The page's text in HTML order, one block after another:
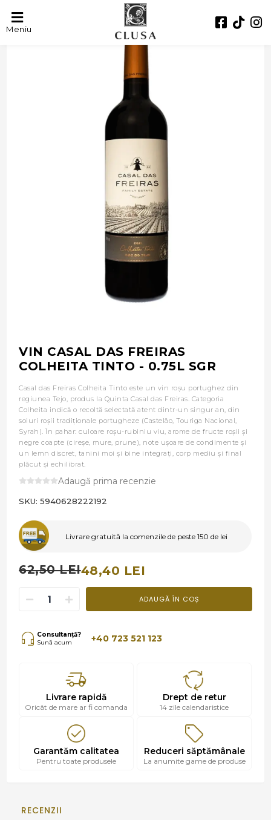
Meniu- 23%
VIN CASAL DAS FREIRAS
COLHEITA TINTO - 0.75L SGR
Casal das Freiras Colheita Tinto este un vin roșu portughez din
regiunea Tejo, produs la Quinta Casal das Freiras. Categoria
Colheita indică o recoltă selectată atent dintr-un singur an, din
soiuri roșii tradiționale portugheze (Castelão, Touriga Nacional,
Syrah). În pahar: culoare roșu-rubiniu viu, arome de fructe roșii și
negre coapte (cireșe, mure, prune), note ușoare de condimente și
un lemn discret, tanini moi și bine integrați, corp mediu și final
plăcut și echilibrat.
Adaugă prima recenzie
SKU: 5940628222192
Livrare gratuită la comenzile de peste 150 de lei
62,50 LEI48,40 LEI
ADAUGĂ ÎN COȘ
Consultanță?
Sună acum
+40 723 521 123
Livrare rapidă
Oricât de mare ar fi comanda
Drept de retur
14 zile calendaristice
Garantăm calitatea
Pentru toate produsele
Reduceri săptămânale
La anumite game de produse
RECENZII